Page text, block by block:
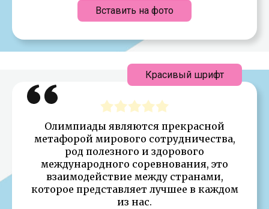
Вставить на фото
Олимпиады являются прекрасной
метафорой мирового сотрудничества,
род полезного и здорового
международного соревнования, это
взаимодействие между странами,
которое представляет лучшее в каждом
из нас.
Красивый шрифт